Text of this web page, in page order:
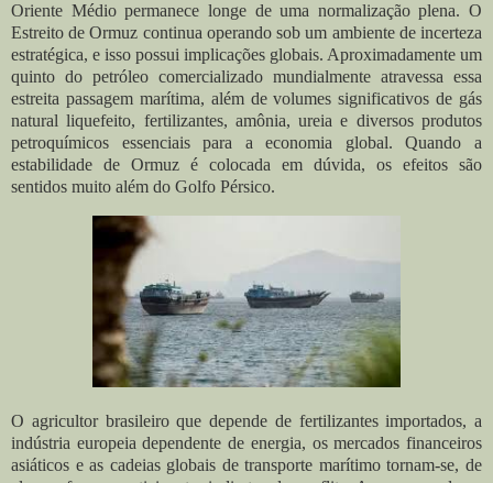
Oriente Médio permanece longe de uma normalização plena. O
Estreito de Ormuz continua operando sob um ambiente de incerteza
estratégica, e isso possui implicações globais. Aproximadamente um
quinto do petróleo comercializado mundialmente atravessa essa
estreita passagem marítima, além de volumes significativos de gás
natural liquefeito, fertilizantes, amônia, ureia e diversos produtos
petroquímicos essenciais para a economia global. Quando a
estabilidade de Ormuz é colocada em dúvida, os efeitos são
sentidos muito além do Golfo Pérsico.
O agricultor brasileiro que depende de fertilizantes importados, a
indústria europeia dependente de energia, os mercados financeiros
asiáticos e as cadeias globais de transporte marítimo tornam-se, de